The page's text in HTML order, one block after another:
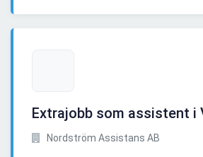
Extrajobb som assistent i
Nordström Assistans AB